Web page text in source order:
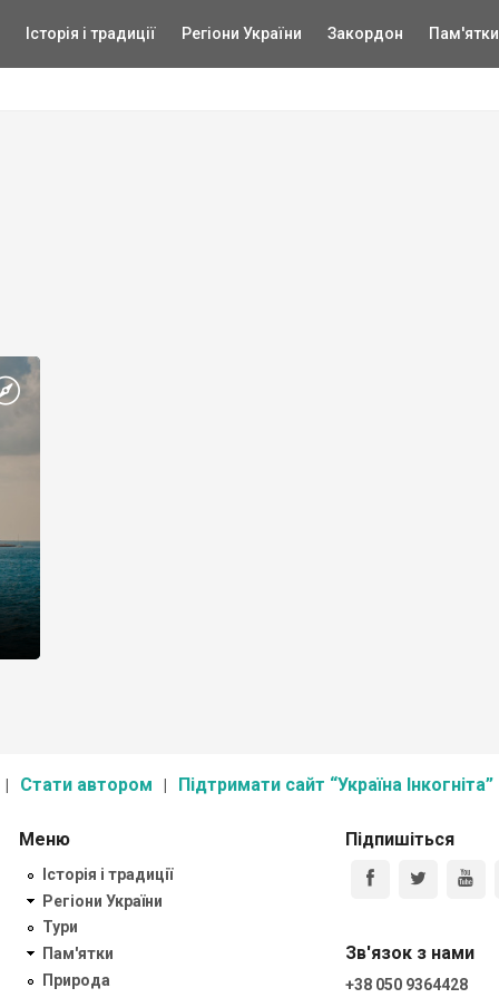
Історія і традиції Регіони України Закордон Пам'ятки
Стати автором Підтримати сайт “Україна Інкогніта”
Меню
Історія і традиції
Регіони України
Тури
Пам'ятки
Природа
Підпишіться
Зв'язок з нами
+38 050 9364428